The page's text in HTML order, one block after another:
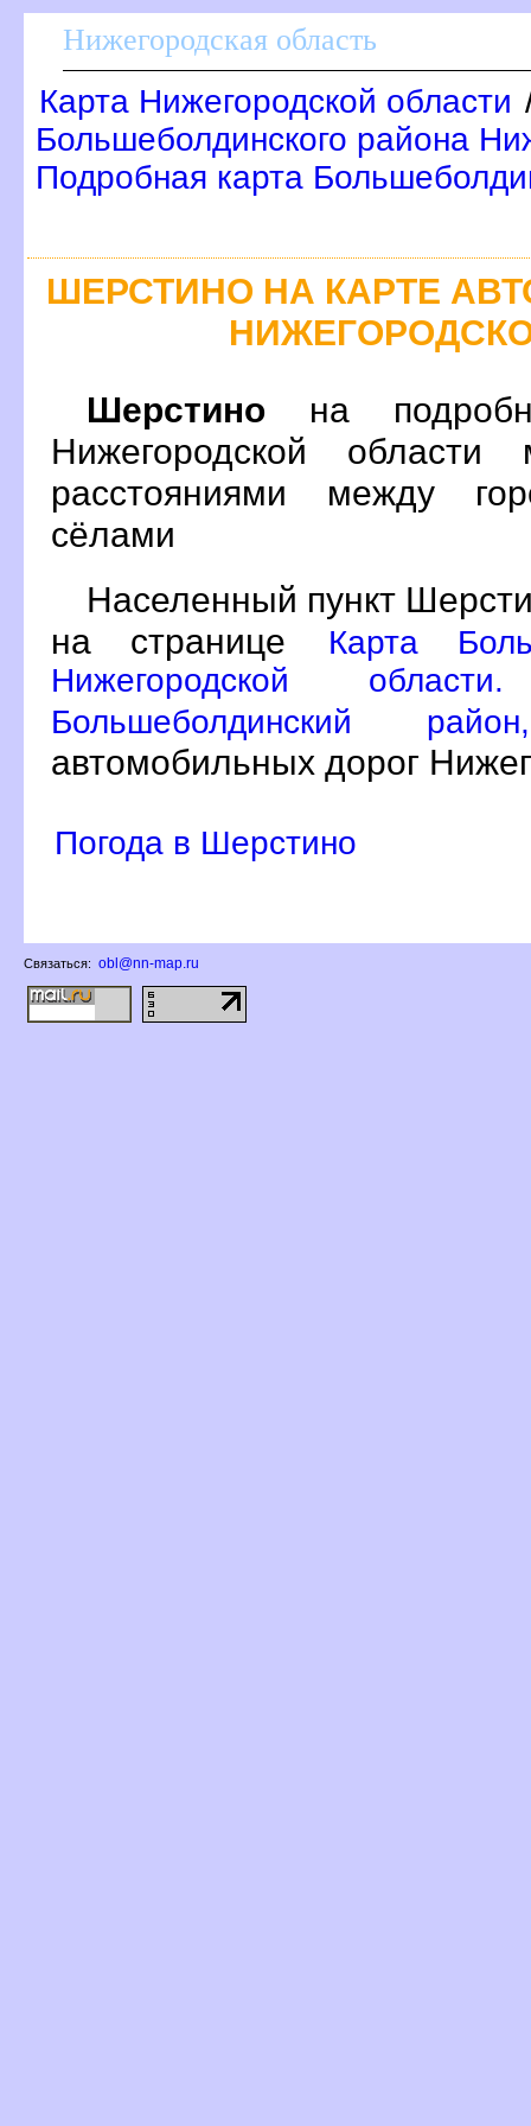
Нижегородская область
Карта Нижегородской области
Большеболдинского района
Подробная карта
ШЕРСТИНО НА КАРТЕ
Шерстино на
Нижегородской
расстояниями между
сёлами
Населенный пункт
на странице
Карта
Нижегородской
Большеболдинский
автомобильных дорог
Погода в Шерстино
Связаться: obl@nn-map.ru